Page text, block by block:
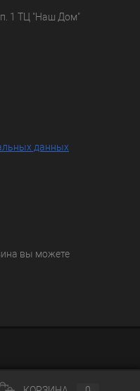
1 ТЦ "Наш Дом"
данных
вы можете